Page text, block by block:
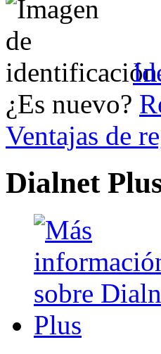
¿Es nuevo?
Ventajas de
Dialnet